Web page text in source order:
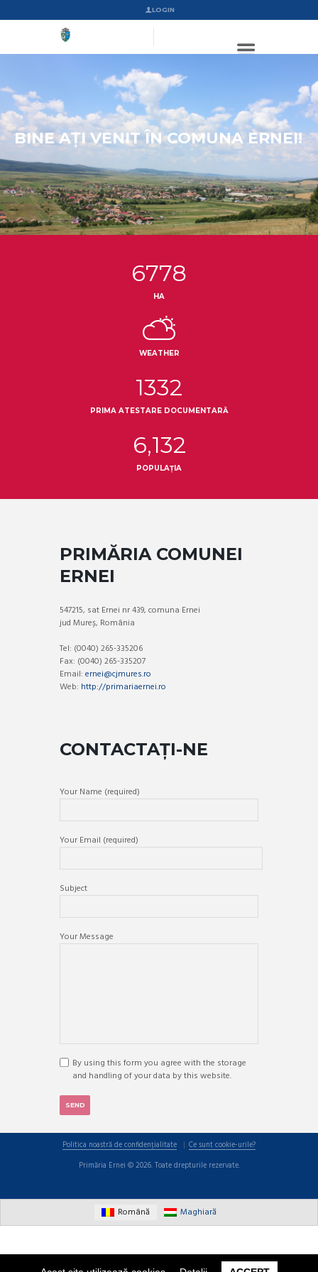
LOGIN
BINE AȚI VENIT ÎN COMUNA ERNEI!
6778
HA
WEATHER
1332
PRIMA ATESTARE DOCUMENTARĂ
6,132
POPULAȚIA
PRIMĂRIA COMUNEI
ERNEI
547215, sat Ernei nr 439, comuna Ernei
jud Mureș, România
Tel: (0040) 265-335206
Fax: (0040) 265-335207
Email: ernei@cjmures.ro
Web: http://primariaernei.ro
CONTACTAȚI-NE
Your Name (required)
Your Email (required)
Subject
Your Message
By using this form you agree with the storage
and handling of your data by this website.
+
−
Politica noastră de confidențialitate
Ce sunt cookie-urile?
Primăria Ernei © 2026. Toate drepturile rezervate.
Română Maghiară